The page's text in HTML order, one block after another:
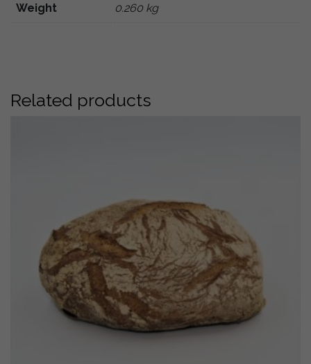
Weight 0.260 kg
Related products